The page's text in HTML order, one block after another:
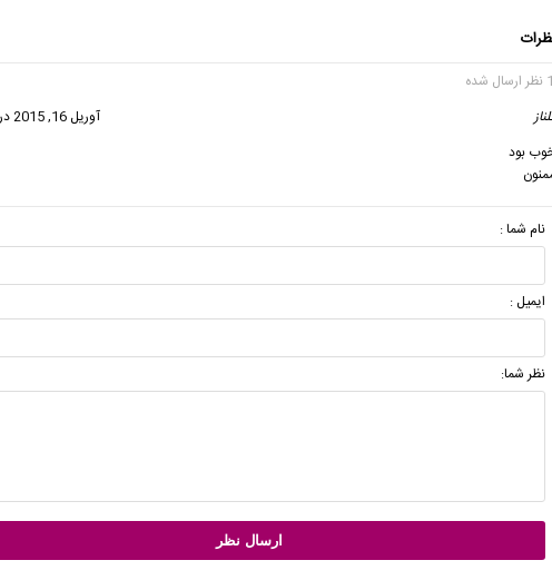
1 نظر ارسال شده
آوریل 16, 2015 در 9:33 ق.ظ
بود
نام شما :
ایمیل :
نظر شما: